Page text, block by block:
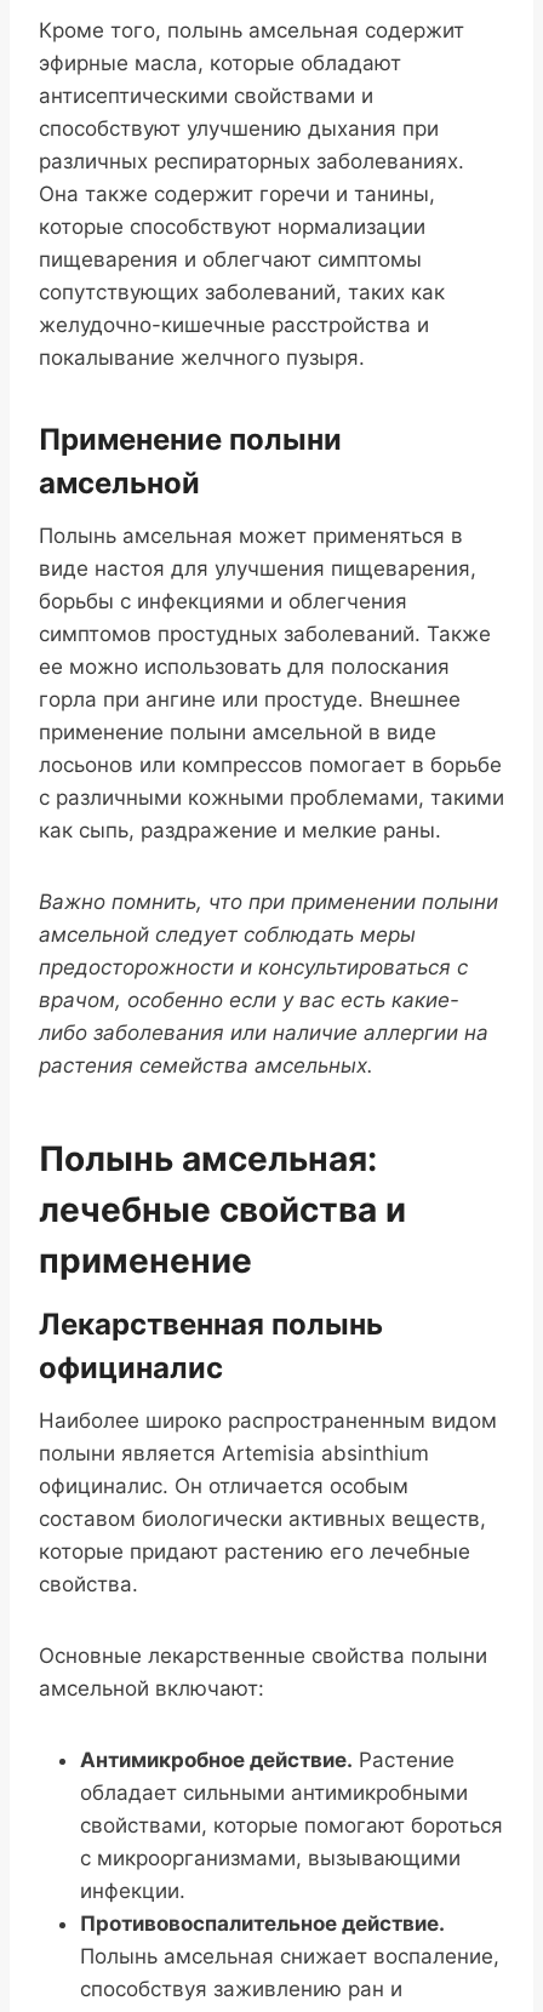
Кроме того, полынь амсельная содержит
эфирные масла, которые обладают
антисептическими свойствами и
способствуют улучшению дыхания при
различных респираторных заболеваниях.
Она также содержит горечи и танины,
которые способствуют нормализации
пищеварения и облегчают симптомы
сопутствующих заболеваний, таких как
желудочно-кишечные расстройства и
покалывание желчного пузыря.
Применение полыни
амсельной
Полынь амсельная может применяться в
виде настоя для улучшения пищеварения,
борьбы с инфекциями и облегчения
симптомов простудных заболеваний. Также
ее можно использовать для полоскания
горла при ангине или простуде. Внешнее
применение полыни амсельной в виде
лосьонов или компрессов помогает в борьбе
с различными кожными проблемами, такими
как сыпь, раздражение и мелкие раны.
Важно помнить, что при применении полыни
амсельной следует соблюдать меры
предосторожности и консультироваться с
врачом, особенно если у вас есть какие-
либо заболевания или наличие аллергии на
растения семейства амсельных.
Полынь амсельная:
лечебные свойства и
применение
Лекарственная полынь
официналис
Наиболее широко распространенным видом
полыни является Artemisia absinthium
официналис. Он отличается особым
составом биологически активных веществ,
которые придают растению его лечебные
свойства.
Основные лекарственные свойства полыни
амсельной включают:
Антимикробное действие. Растение
обладает сильными антимикробными
свойствами, которые помогают бороться
с микроорганизмами, вызывающими
инфекции.
Противовоспалительное действие.
Полынь амсельная снижает воспаление,
способствуя заживлению ран и